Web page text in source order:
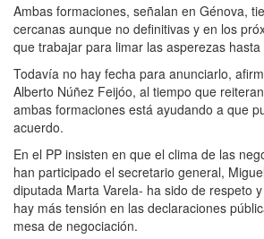
Ambas formaciones, señalan en Génova,
cercanas aunque no definitivas y en los
que trabajar para limar las asperezas
Todavía no hay fecha para anunciarlo,
Alberto Núñez Feijóo, al tiempo que
ambas formaciones está ayudando a que
acuerdo.
En el PP insisten en que el clima de las
han participado el secretario general,
diputada Marta Varela- ha sido de respeto
hay más tensión en las declaraciones
mesa de negociación.